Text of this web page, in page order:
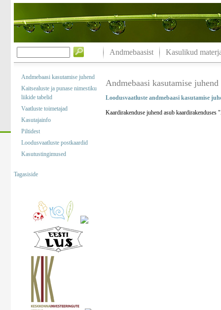
Andmebaasist Kasulikud
Andmebaasi kasutamise juhend
Kaitsealuste ja punase nimestiku
liikide tabelid
Vaatluste toimetajad
Kasutajainfo
Piltidest
Loodusvaatluste postkaardid
Kasutustingimused
Tagasiside
Andmebaasi kasutamise juhend
Loodusvaatluste andmebaasi kasutamise
Kaardirakenduse juhend asub kaardirakenduses